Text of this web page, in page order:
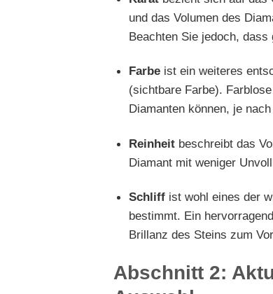
und das Volumen des
Beachten Sie jedoch,
Farbe ist ein weiteres
(sichtbare Farbe).
Diamanten können, je
Reinheit beschreibt das
Diamant mit weniger
Schliff ist wohl eines der
bestimmt. Ein
Brillanz des Steins zum
Abschnitt 2: